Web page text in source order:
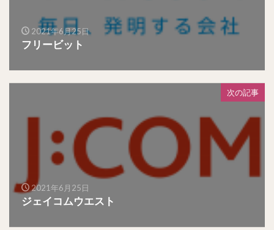
2021年6月25日
フリービット
次の記事
2021年6月25日
ジェイコムウエスト